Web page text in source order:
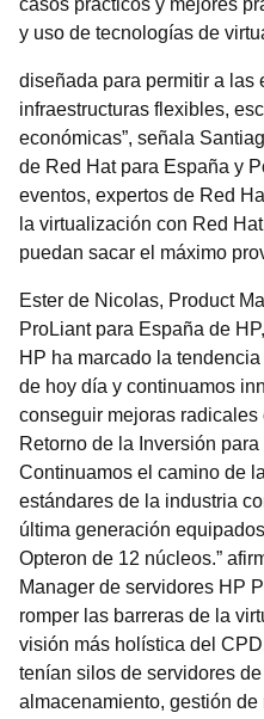
casos prácticos y mejores
y uso de tecnologías de
diseñada para permitir a las
infraestructuras flexibles,
económicas”, señala
de Red Hat para España y
eventos, expertos de Red
la virtualización con Red
puedan sacar el máximo
Ester de Nicolas, Product
ProLiant para España de
HP ha marcado la
de hoy día y continuamos
conseguir mejoras radicales
Retorno de la Inversión
Continuamos el camino de
estándares de la industria
última generación
Opteron de 12 núcleos.”
Manager de servidores HP
romper las barreras de la
visión más holística del
tenían silos de servidores
almacenamiento, gestión